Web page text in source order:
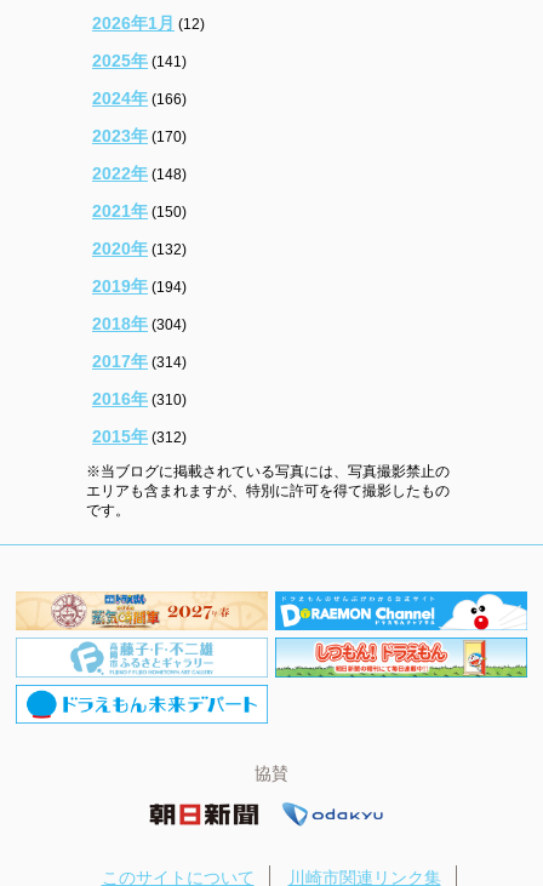
2026年1月 (12)
2025年 (141)
2024年 (166)
2023年 (170)
2022年 (148)
2021年 (150)
2020年 (132)
2019年 (194)
2018年 (304)
2017年 (314)
2016年 (310)
2015年 (312)
※当ブログに掲載されている写真には、写真撮影禁止の
エリアも含まれますが、特別に許可を得て撮影したもの
です。
協賛
このサイトについて 川崎市関連リンク集